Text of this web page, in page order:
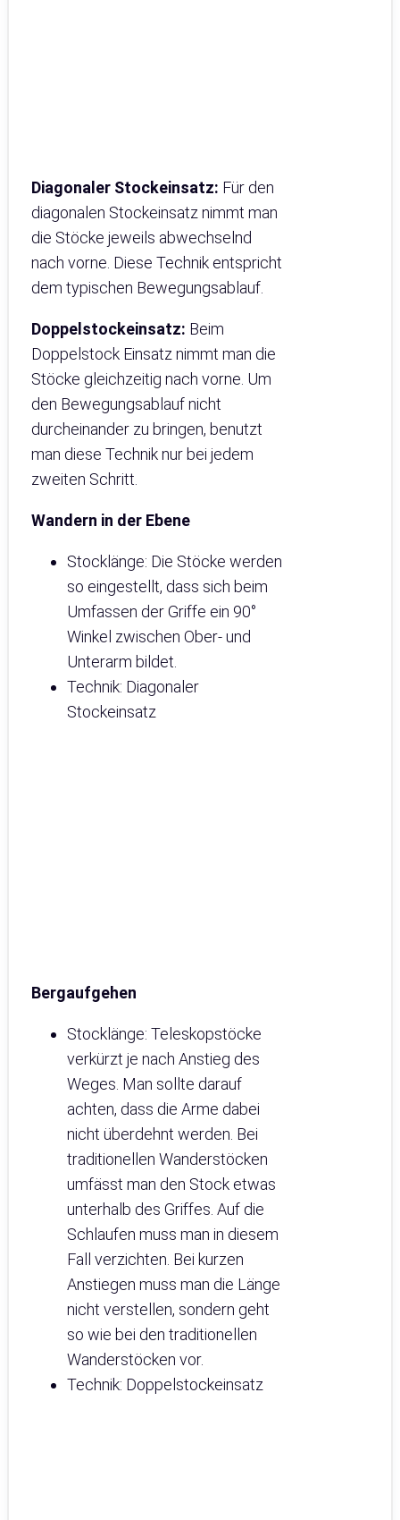
Diagonaler Stockeinsatz: Für den
diagonalen Stockeinsatz nimmt man
die Stöcke jeweils abwechselnd
nach vorne. Diese Technik entspricht
dem typischen Bewegungsablauf.
Doppelstockeinsatz: Beim
Doppelstock Einsatz nimmt man die
Stöcke gleichzeitig nach vorne. Um
den Bewegungsablauf nicht
durcheinander zu bringen, benutzt
man diese Technik nur bei jedem
zweiten Schritt.
Wandern in der Ebene
Stocklänge: Die Stöcke werden
so eingestellt, dass sich beim
Umfassen der Griffe ein 90°
Winkel zwischen Ober- und
Unterarm bildet.
Technik: Diagonaler
Stockeinsatz
Bergaufgehen
Stocklänge: Teleskopstöcke
verkürzt je nach Anstieg des
Weges. Man sollte darauf
achten, dass die Arme dabei
nicht überdehnt werden. Bei
traditionellen Wanderstöcken
umfässt man den Stock etwas
unterhalb des Griffes. Auf die
Schlaufen muss man in diesem
Fall verzichten. Bei kurzen
Anstiegen muss man die Länge
nicht verstellen, sondern geht
so wie bei den traditionellen
Wanderstöcken vor.
Technik: Doppelstockeinsatz